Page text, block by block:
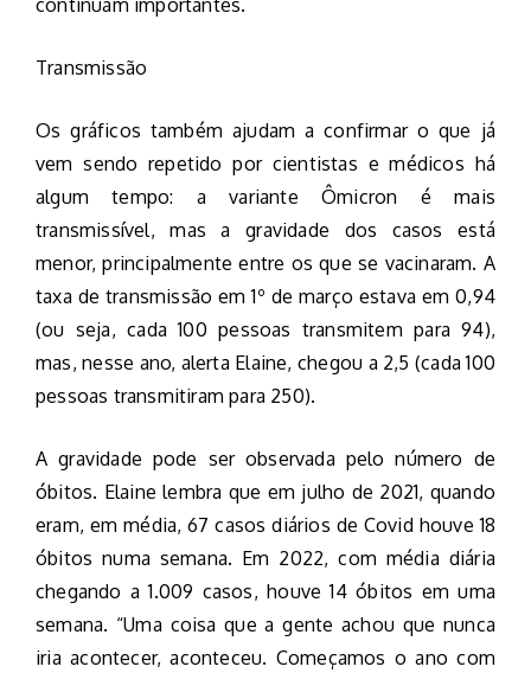
continuam importantes.
Transmissão
Os gráficos também ajudam a confirmar o que já
vem sendo repetido por cientistas e médicos há
algum tempo: a variante Ômicron é mais
transmissível, mas a gravidade dos casos está
menor, principalmente entre os que se vacinaram. A
taxa de transmissão em 1º de março estava em 0,94
(ou seja, cada 100 pessoas transmitem para 94),
mas, nesse ano, alerta Elaine, chegou a 2,5 (cada 100
pessoas transmitiram para 250).
A gravidade pode ser observada pelo número de
óbitos. Elaine lembra que em julho de 2021, quando
eram, em média, 67 casos diários de Covid houve 18
óbitos numa semana. Em 2022, com média diária
chegando a 1.009 casos, houve 14 óbitos em uma
semana. “Uma coisa que a gente achou que nunca
iria acontecer, aconteceu. Começamos o ano com